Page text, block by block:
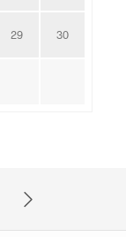
29 30